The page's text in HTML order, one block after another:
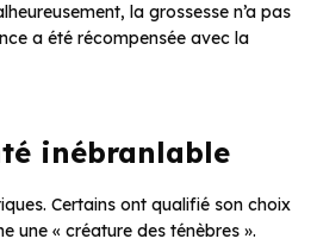
la grossesse n’a pas
a été récompensée avec la
inébranlable
Certains ont qualifié son choix
une « créature des ténèbres ».